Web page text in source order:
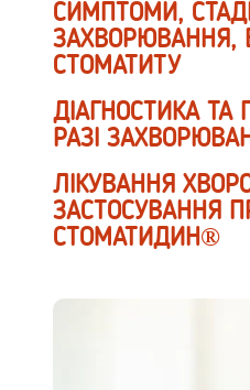
СИМПТОМИ,
ЗАХВОРЮВАННЯ,
СТОМАТИТУ
ДІАГНОСТИКА ТА
РАЗІ
ЛІКУВАННЯ
ЗАСТОСУВАННЯ
СТОМАТИДИН®